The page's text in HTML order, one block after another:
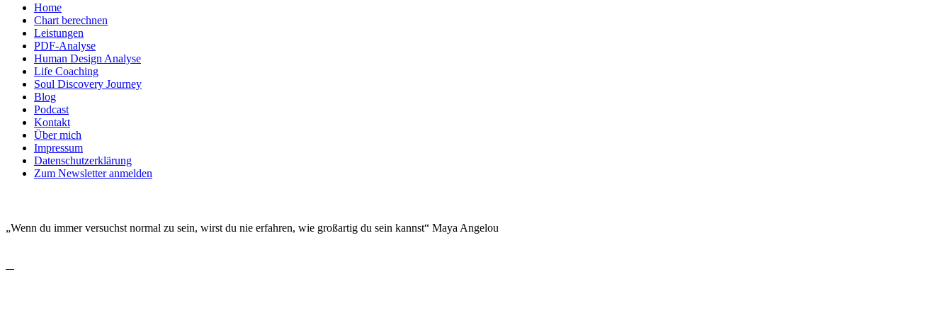
Home
Chart berechnen
Leistungen
PDF-Analyse
Human Design Analyse
Life Coaching
Soul Discovery Journey
Blog
Podcast
Kontakt
Über mich
Impressum
Datenschutzerklärung
Zum Newsletter anmelden
„Wenn du immer versuchst normal zu sein, wirst du nie erfahren, wie großartig du sein kannst“ Maya Angelou